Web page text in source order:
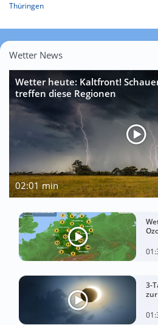
Thüringen
Wetter News
Wetter heute: Kaltfront!
treffen diese Regionen
02:01 min
3-